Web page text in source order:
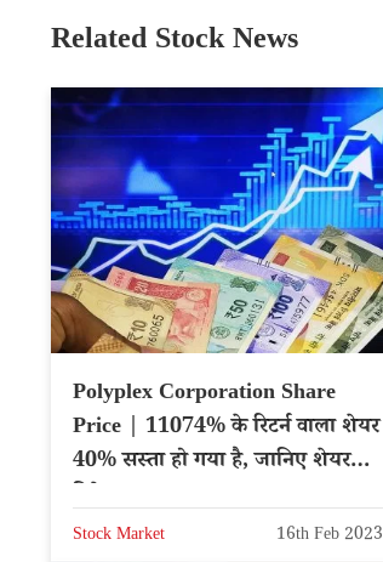
Related Stock News
Polyplex Corporation Share
Price | 11074% के रिटर्न वाला शेयर
40% सस्ता हो गया है, जानिए शेयर
Stock Market 16th Feb 2023